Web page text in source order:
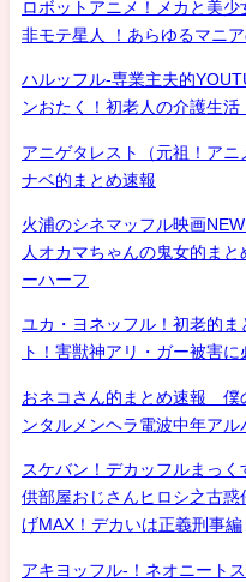
ロボットアニメ！メカと美
非モテ星人 ！あらゆるマニ
ハルッフル-専業主夫的
ンおたく！初老人の介護生活
アニゲタレスト（元祖！ア
ナベ的まとめ速報
火浦のシネマッフル映画
人オカマちゃんの鬼女的ま
ーハーフ
ユカ・ヨネッフル！初老的
ト！害獣神アリ・ガー被害
おネコさん的まとめ速報 僕
ンタルメンヘラ電波中年ア
スケバン！デカッフルまっ
供部屋おじさんヒロシ之古
げMAX！デカいは正義刑事編
アキヨッフル-！ネオニート